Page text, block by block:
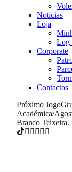
Notícias
Loja
Log
Corporate
Contactos
Próximo Jogo
Académica/
Branco Teixeira.